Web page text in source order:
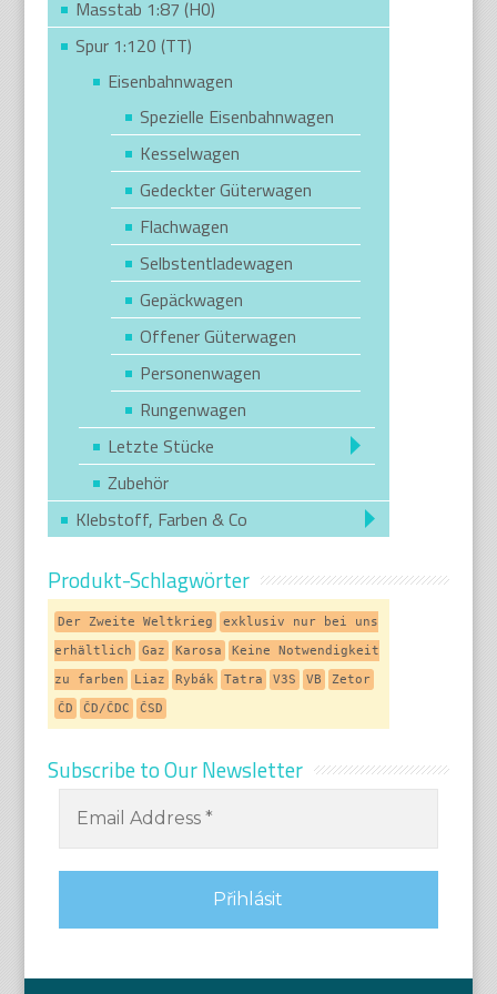
Masstab 1:87 (H0)
Spur 1:120 (TT)
Eisenbahnwagen
Spezielle Eisenbahnwagen
Kesselwagen
Gedeckter Güterwagen
Flachwagen
Selbstentladewagen
Gepäckwagen
Offener Güterwagen
Personenwagen
Rungenwagen
Letzte Stücke
Zubehör
Klebstoff, Farben & Co
Produkt-Schlagwörter
Der Zweite Weltkrieg
exklusiv nur bei uns
erhältlich
Gaz Karosa
Keine Notwendigkeit
zu farben
Liaz Rybák Tatra V3S VB
Zetor
ČD
ČD/ČDC ČSD
Subscribe to Our Newsletter